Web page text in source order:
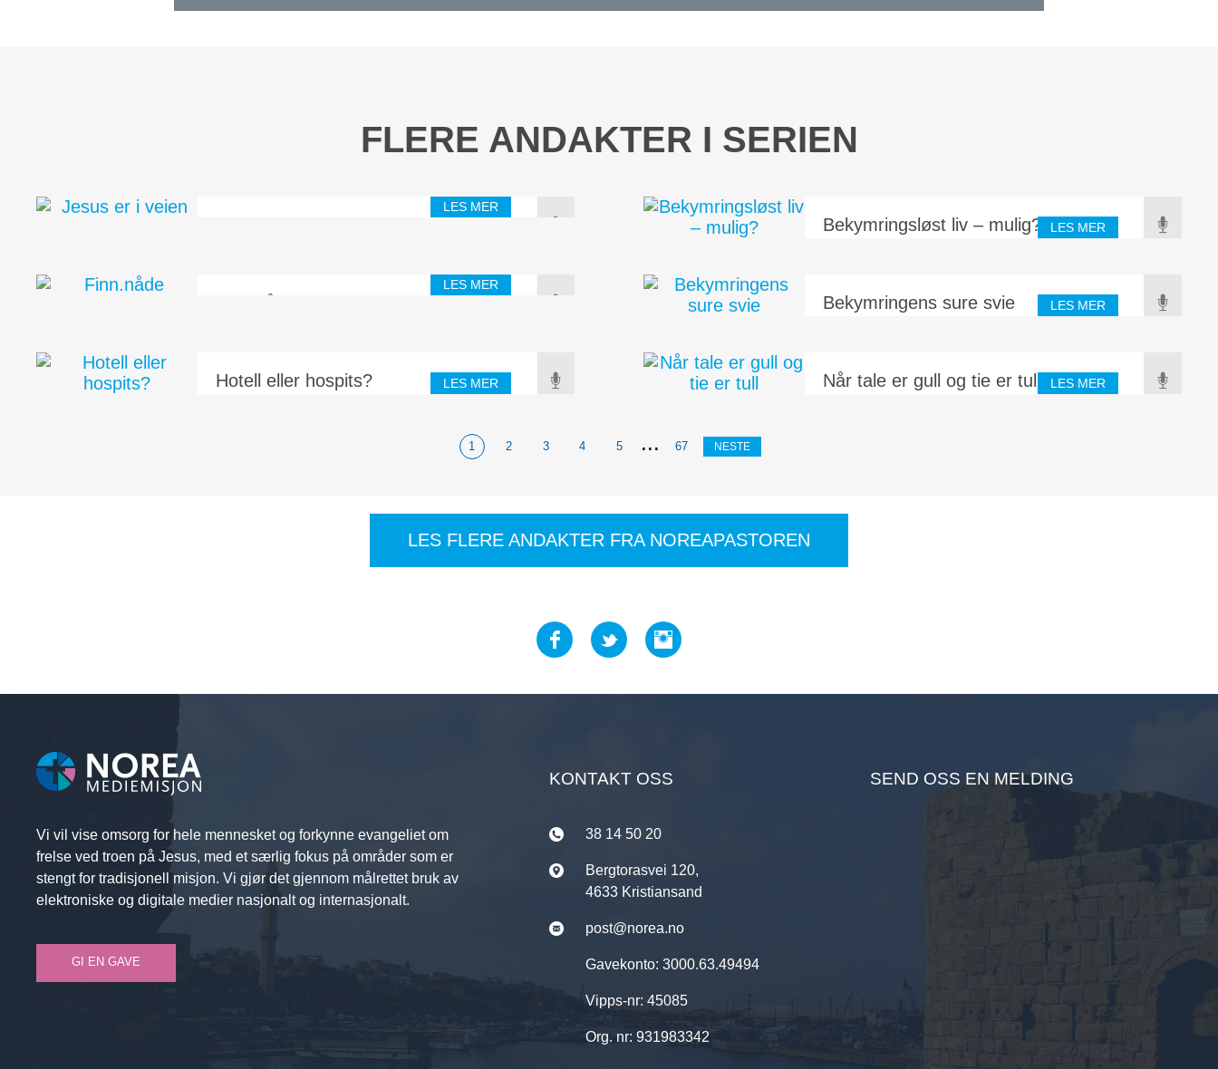
FLERE ANDAKTER I SERIEN
LES MER
Bekymringsløst liv – mulig?
slutte å bekymre...
LES MER
personlig relasjon...
LES MER
Bekymringens sure svie
bekymringer.
LES MER
Hotell eller hospits? LES MER Når tale er gull og tie er tull LES MER
1 2 3 4 5 ... 67 NESTE
LES FLERE ANDAKTER FRA NOREAPASTOREN
Vi vil vise omsorg for hele mennesket og forkynne evangeliet om
frelse ved troen på Jesus, med et særlig fokus på områder som er
stengt for tradisjonell misjon. Vi gjør det gjennom målrettet bruk av
elektroniske og digitale medier nasjonalt og internasjonalt.
GI EN GAVE
KONTAKT OSS
38 14 50 20
Bergtorasvei 120,
4633 Kristiansand
post@norea.no
Gavekonto: 3000.63.49494
Vipps-nr: 45085
Org. nr: 931983342
SEND OSS EN MELDING